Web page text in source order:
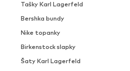
Tašky Karl Lagerfeld
Bershka bundy
Nike topanky
Birkenstock slapky
Šaty Karl Lagerfeld